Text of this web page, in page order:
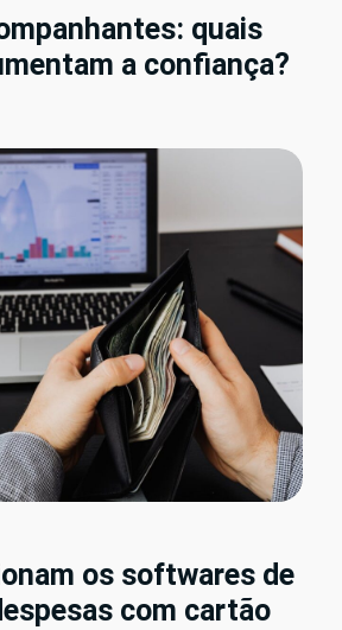
quais
a confiança?
os softwares de
com cartão